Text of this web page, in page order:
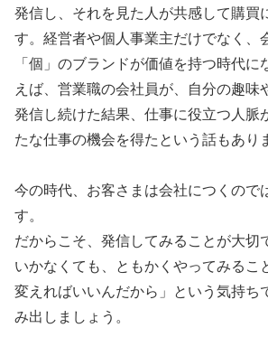
発信し、それを見た人が共感して購買
す。経営者や個人事業主だけでなく、
「個」のブランドが価値を持つ時代に
えば、営業職の会社員が、自分の趣味
発信し続けた結果、仕事に役立つ人脈
たな仕事の機会を得たという話もあり
今の時代、お客さまは会社につくので
す。
だからこそ、発信してみることが大切
いかなくても、ともかくやってみるこ
変えればいいんだから」という気持ち
み出しましょう。